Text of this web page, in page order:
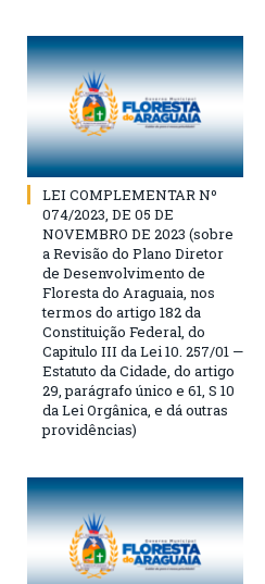
LEI COMPLEMENTAR Nº
074/2023, DE 05 DE
NOVEMBRO DE 2023 (sobre
a Revisão do Plano Diretor
de Desenvolvimento de
Floresta do Araguaia, nos
termos do artigo 182 da
Constituição Federal, do
Capitulo III da Lei 10. 257/01 —
Estatuto da Cidade, do artigo
29, parágrafo único e 61, S 10
da Lei Orgânica, e dá outras
providências)